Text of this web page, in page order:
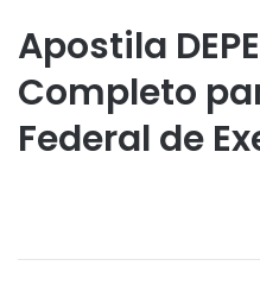
Apostila
Completo
Federal de